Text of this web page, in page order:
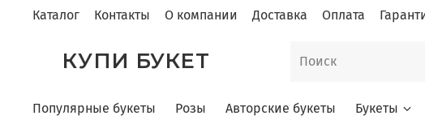
Каталог Контакты О компании Доставка Оплата
КУПИ БУКЕТ
Популярные букеты Розы Авторские букеты Букеты